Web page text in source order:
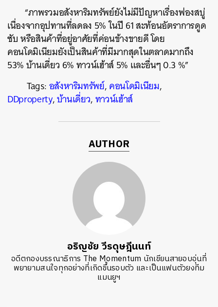
“ภาพรวมอสังหาริมทรัพย์ยังไม่มีปัญหาเรื่องฟองสบู่
เนื่องจากอุปทานที่ลดลง 5% ในปี 61 สะท้อนอัตราการดูด
ซับ หรือสินค้าที่อยู่อาศัยที่ค่อนข้างขายดี โดย
คอนโดมิเนียมยังเป็นสินค้าที่มีมากสุดในตลาดมากถึง
53% บ้านเดี่ยว 6% ทาวน์เฮ้าส์ 5% และอื่นๆ 0.3 %”
Tags:อสังหาริมทรัพย์,คอนโดมิเนียม,
DDproperty,บ้านเดี่ยว,ทาวน์เฮ้าส์
AUTHOR
อริญชัย วีรดุษฎีนนท์
อดีตกองบรรณาธิการ The Momentum นักเขียนสายอบอุ่นที่
พยายามสนใจทุกอย่างที่เกิดขึ้นรอบตัว และเป็นแฟนตัวยงทีม
แมนยูฯ